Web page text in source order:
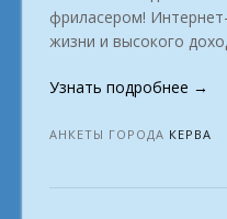
фриласером!
жизни и высокого
Узнать подробнее «Как
→
АНКЕТЫ ГОРОДА КЕРВА